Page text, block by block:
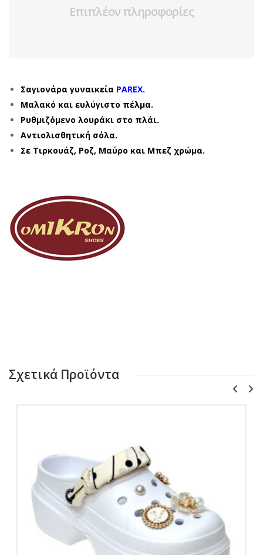
Επιπλέον πληροφορίες
Σαγιονάρα γυναικεία PAREX.
Μαλακό και ευλύγιστο πέλμα.
Ρυθμιζόμενο λουράκι στο πλάι.
Αντιολισθητική σόλα.
Σε Τιρκουάζ, Ροζ, Μαύρο και Μπεζ χρώμα.
Σχετικά Προϊόντα